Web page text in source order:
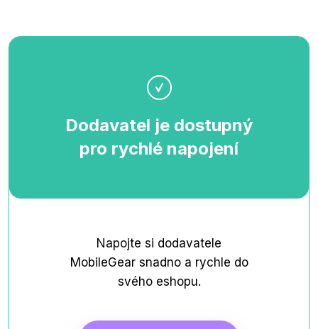
Dodavatel je dostupný
pro rychlé napojení
Napojte si dodavatele
MobileGear snadno a rychle do
svého eshopu.